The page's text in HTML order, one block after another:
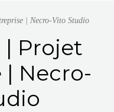
| Necro-Vito Studio
| Projet
Necro-